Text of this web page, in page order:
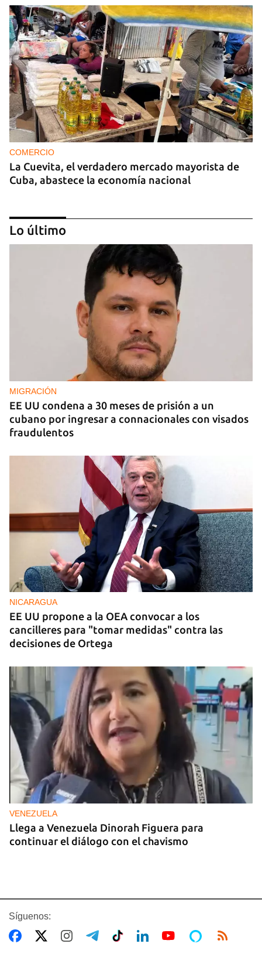
COMERCIO
La Cuevita, el verdadero mercado mayorista de
Cuba, abastece la economía nacional
EE UU duplica sus ventas de combustible al
sector privado cubano
Lo último
MIGRACIÓN
EE UU condena a 30 meses de prisión a un
cubano por ingresar a connacionales con visados
fraudulentos
NICARAGUA
EE UU propone a la OEA convocar a los
cancilleres para "tomar medidas" contra las
decisiones de Ortega
VENEZUELA
Llega a Venezuela Dinorah Figuera para
continuar el diálogo con el chavismo
Síguenos: